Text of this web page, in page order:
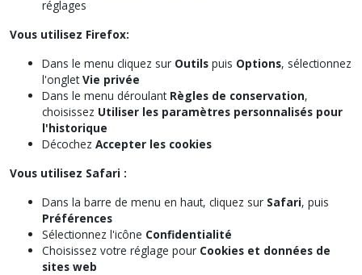
réglages
Vous utilisez Firefox:
Dans le menu cliquez sur Outils puis Options, sélectionnez
l'ongletVie privée
Dans le menu déroulant Règles de conservation,
choisissez Utiliser les paramètres personnalisés pour
l'historique
Décochez Accepter les cookies
Vous utilisez Safari :
Dans la barre de menu en haut, cliquez sur Safari, puis
Préférences
Sélectionnez l'icône Confidentialité
Choisissez votre réglage pour Cookies et données de
sites web